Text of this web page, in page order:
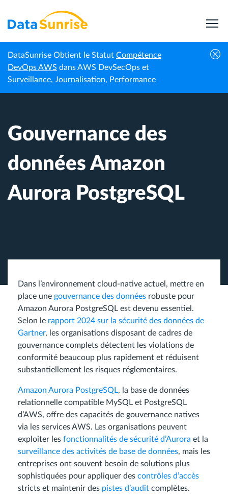
DataSunrise Obtient le Statut Compétence
DevOps AWS dans AWS DevSecOps et
Surveillance, Journalisation, Performance
Accueil
Centre de
connaissances
Gouvernance des données Amazon Aurora
PostgreSQL
Gouvernance des
données Amazon
Aurora PostgreSQL
Dans l’environnement cloud-native actuel, mettre en
place une gouvernance des données robuste pour
Amazon Aurora PostgreSQL est devenu essentiel.
Selon le rapport 2024 sur la sécurité des données de
Gartner, les organisations disposant de cadres de
gouvernance complets détectent les violations de
conformité beaucoup plus rapidement et réduisent
substantiellement les risques réglementaires.
Amazon Aurora PostgreSQL, la base de données
relationnelle compatible MySQL et PostgreSQL
d’AWS, offre des capacités de gouvernance natives
via les services AWS. Les organisations peuvent
exploiter les fonctionnalités de sécurité d’Aurora et la
surveillance des activités de base de données, mais les
entreprises ont souvent besoin de solutions plus
sophistiquées pour appliquer des contrôles d’accès
stricts et maintenir des pistes d’audit complètes.